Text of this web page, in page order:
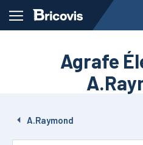
Agrafe
A.Raymond